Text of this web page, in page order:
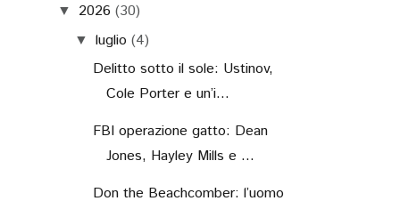
▼ 2026 (30)
▼ luglio (4)
Delitto sotto il sole: Ustinov,
Cole Porter e un’i...
FBI operazione gatto: Dean
Jones, Hayley Mills e ...
Don the Beachcomber: l’uomo